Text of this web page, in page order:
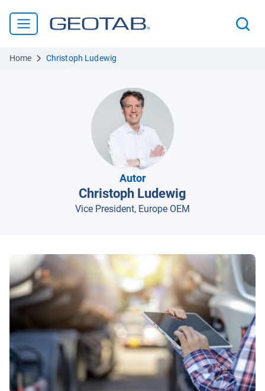
Home Christoph Ludewig
Autor
Christoph Ludewig
Vice President, Europe OEM